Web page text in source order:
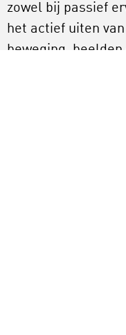
zowel bij passief
het actief uiten
beweging, beelden